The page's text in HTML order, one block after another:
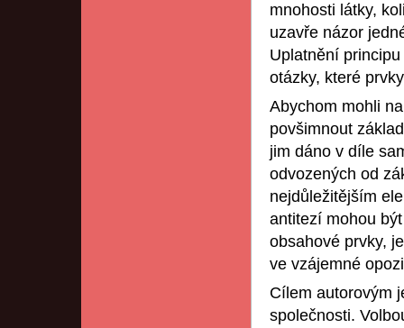
mnohosti látky,
uzavře názor
Uplatnění
otázky, které
Abychom mohli
povšimnout
jim dáno v díle
odvozených od
nejdůležitějším
antitezí mohou
obsahové prvky,
ve vzájemné
Cílem autorovým
společnosti.